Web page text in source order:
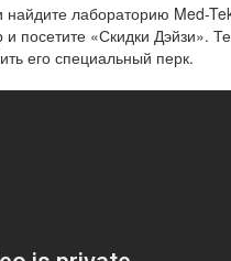
лабораторию Med-
и посетите «Скидки Дэйзи».
его специальный перк.